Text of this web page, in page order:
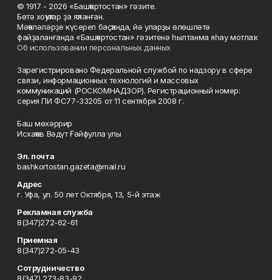
© 1917 - 2026 «Башҡортостан» гәзите.
Бөтә хоҡуҡтар ҙа яҡланған.
Мәҡәләләрҙе күсереп баҫҡанда, йә уларҙы өлөшләтә
файҙаланғанда «Башҡортостан» гәзитенә һылтанма яһау мотлаҡ.
Об использовании персональных данных
Зарегистрировано Федеральной службой по надзору в сфере
связи, информационных технологий и массовых
коммуникаций (РОСКОМНАДЗОР). Регистрационный номер:
серия ПИ ФС77-33205 от 11 сентября 2008 г.
Баш мөхәррир
Исхаҡов Вәдүт Ғәйфулла улы
Эл. почта
bashkortostan.gazeta@mail.ru
Адрес
г. Уфа, ул. 50 лет Октября, 13, 5-й этаж
Рекламная служба
8(347)272-62-61
Приемная
8(347)272-05-43
Сотрудничество